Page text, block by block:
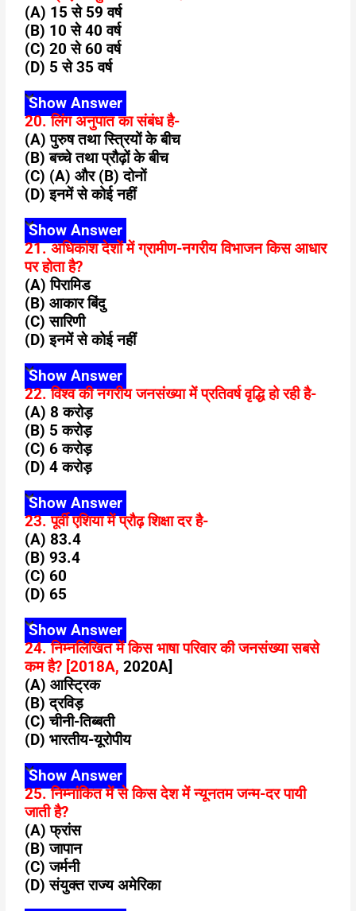
(A) 15 से 59 वर्ष
(B) 10 से 40 वर्ष
(C) 20 से 60 वर्ष
(D) 5 से 35 वर्ष
Show Answer
20. लिंग अनुपात का संबंध है-
(A) पुरुष तथा स्त्रियों के बीच
(B) बच्चे तथा प्रौढ़ों के बीच
(C) (A) और (B) दोनों
(D) इनमें से कोई नहीं
Show Answer
21. अधिकांश देशों में ग्रामीण-नगरीय विभाजन किस आधार
पर होता है?
(A) पिरामिड
(B) आकार बिंदु
(C) सारिणी
(D) इनमें से कोई नहीं
Show Answer
22. विश्व की नगरीय जनसंख्या में प्रतिवर्ष वृद्धि हो रही है-
(A) 8 करोड़
(B) 5 करोड़
(C) 6 करोड़
(D) 4 करोड़
Show Answer
23. पूर्वी एशिया में प्रौढ़ शिक्षा दर है-
(A) 83.4
(B) 93.4
(C) 60
(D) 65
Show Answer
24. निम्नलिखित में किस भाषा परिवार की जनसंख्या सबसे
कम है? [2018A,2020A]
(A) आस्ट्रिक
(B) द्रविड़
(C) चीनी-तिब्बती
(D) भारतीय-यूरोपीय
Show Answer
25. निम्नांकित में से किस देश में न्यूनतम जन्म-दर पायी
जाती है?
(A) फ्रांस
(B) जापान
(C) जर्मनी
(D) संयुक्त राज्य अमेरिका